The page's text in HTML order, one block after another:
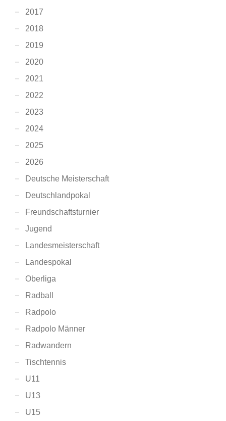
2017
2018
2019
2020
2021
2022
2023
2024
2025
2026
Deutsche Meisterschaft
Deutschlandpokal
Freundschaftsturnier
Jugend
Landesmeisterschaft
Landespokal
Oberliga
Radball
Radpolo
Radpolo Männer
Radwandern
Tischtennis
U11
U13
U15